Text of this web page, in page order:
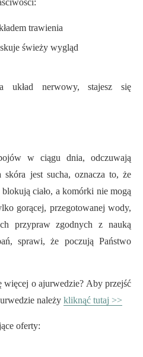
trawienia
świeży wygląd
układ nerwowy, stajesz się
w ciągu dnia, odczuwają
skóra jest sucha, oznacza to, że
ciało, a komórki nie mogą
gorącej, przegotowanej wody,
przypraw zgodnych z nauką
sprawi, że poczują Państwo
więcej o ajurwedzie? Aby przejść
należy kliknąć tutaj >>
oferty: